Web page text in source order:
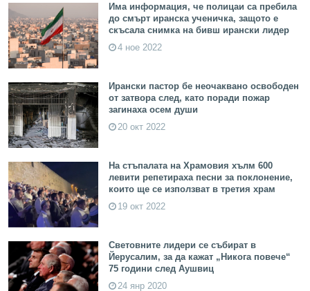
Има информация, че полицаи са пребила
до смърт иранска ученичка, защото е
скъсала снимка на бивш ирански лидер
4 ное 2022
Ирански пастор бе неочаквано освободен
от затвора след, като поради пожар
загинаха осем души
20 окт 2022
На стъпалата на Храмовия хълм 600
левити репетираха песни за поклонение,
които ще се използват в третия храм
19 окт 2022
Световните лидери се събират в
Йерусалим, за да кажат „Никога повече“
75 години след Аушвиц
24 янр 2020